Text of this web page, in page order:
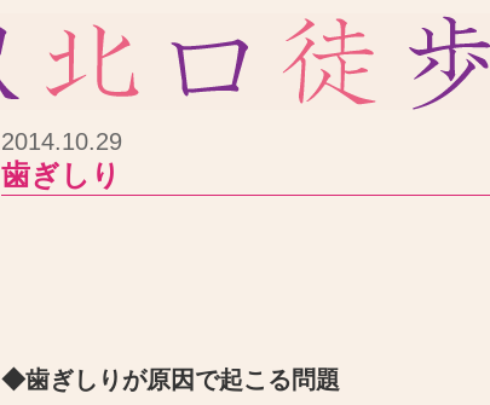
2014.10.29
歯ぎしり
◆歯ぎしりが原因で起こる問題